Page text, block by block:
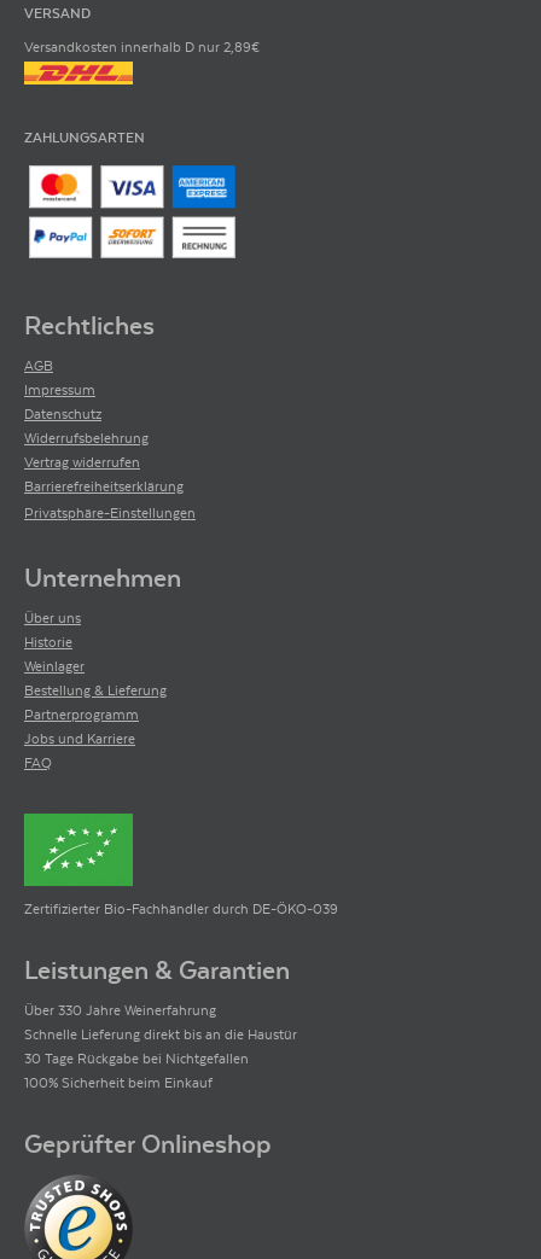
VERSAND
Versandkosten innerhalb D nur 2,89€
ZAHLUNGSARTEN
Rechtliches
AGB
Impressum
Datenschutz
Widerrufsbelehrung
Vertrag widerrufen
Barrierefreiheitserklärung
Privatsphäre-Einstellungen
Unternehmen
Über uns
Historie
Weinlager
Bestellung & Lieferung
Partnerprogramm
Jobs und Karriere
FAQ
Zertifizierter Bio-Fachhändler durch DE-ÖKO-039
Leistungen & Garantien
Über 330 Jahre Weinerfahrung
Schnelle Lieferung direkt bis an die Haustür
30 Tage Rückgabe bei Nichtgefallen
100% Sicherheit beim Einkauf
Geprüfter Onlineshop